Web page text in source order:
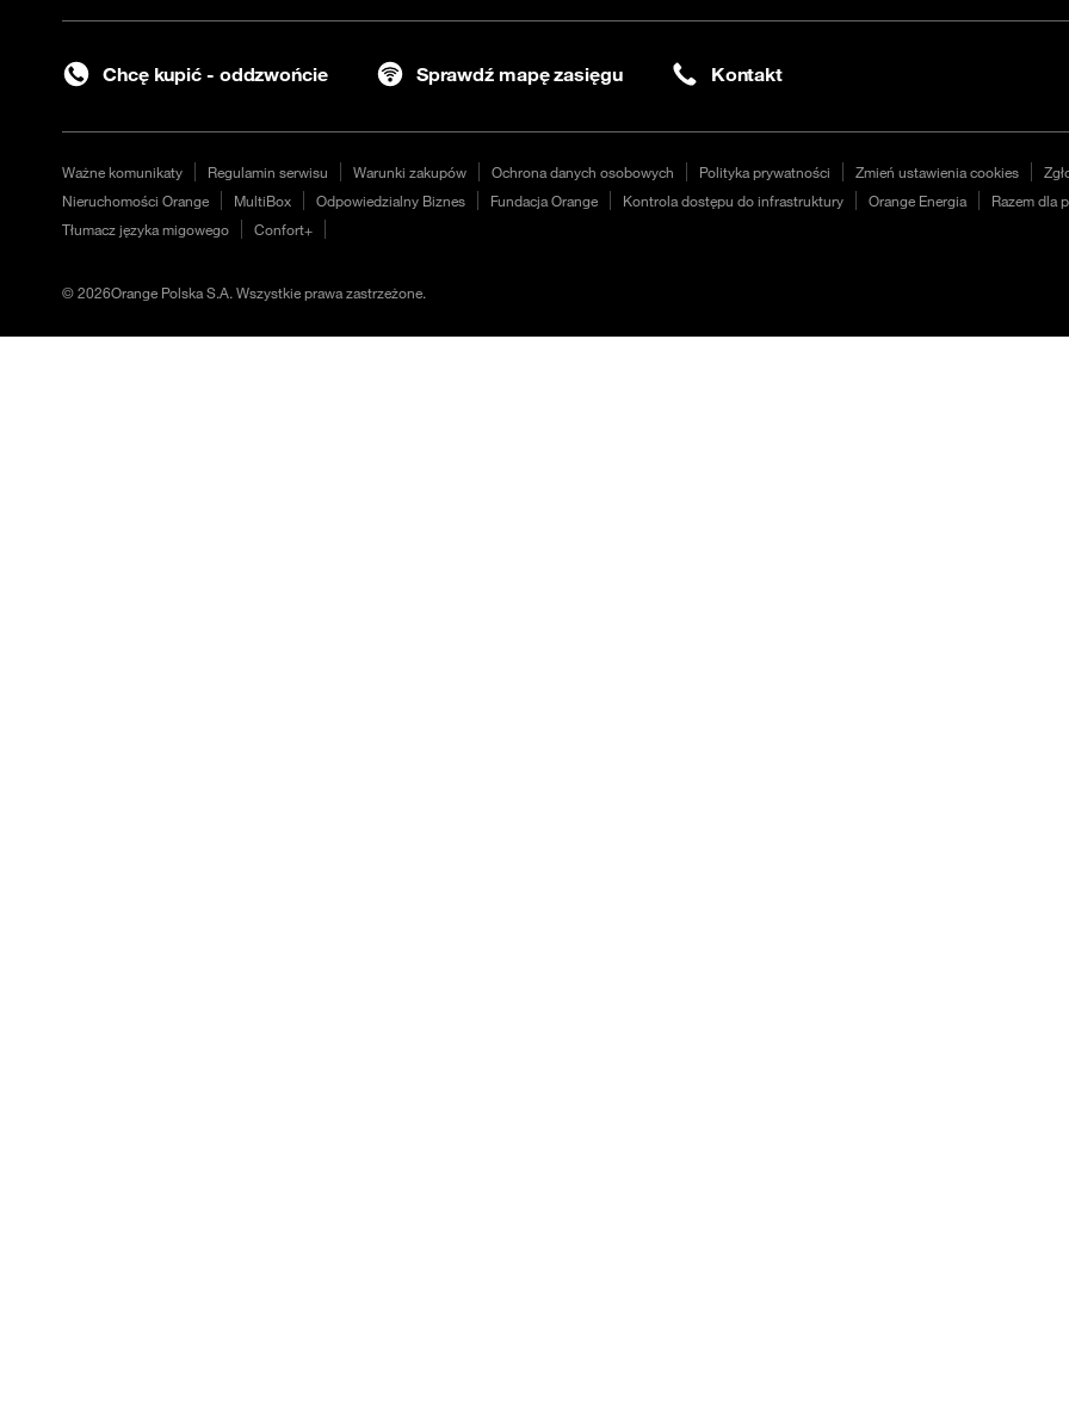
Chcę kupić - oddzwońcie Sprawdź mapę zasięgu Kontakt
Ważne komunikaty Regulamin serwisu Warunki zakupów Ochrona danych osobowych Polityka prywatności Zmień ustawienia cookies
Nieruchomości Orange
MultiBox Odpowiedzialny Biznes Fundacja Orange Kontrola dostępu do infrastruktury Orange Energia Razem dla
Tłumacz języka migowego
Confort+
©2026Orange Polska S.A. Wszystkie prawa zastrzeżone.